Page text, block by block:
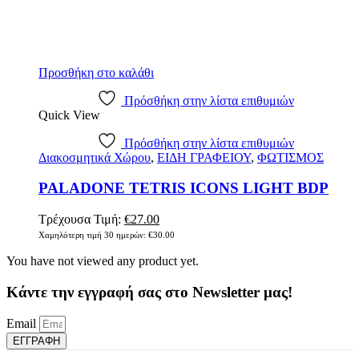
Προσθήκη στο καλάθι
Πρόσθήκη στην λίστα επιθυμιών
Quick View
Πρόσθήκη στην λίστα επιθυμιών
Διακοσμητικά Χώρου, ΕΙΔΗ ΓΡΑΦΕΙΟΥ, ΦΩΤΙΣΜΟΣ
PALADONE TETRIS ICONS LIGHT BDP
Τρέχουσα Τιμή: Original
price
€30.00.
€27.00Η
τρέχουσα
είναι:
Χαμηλότερη τιμή 30 ημερών: €30.00
You have not viewed any product yet.
Κάντε την εγγραφή σας στο Newsletter μας!
Email
ΕΓΓΡΑΦΗ